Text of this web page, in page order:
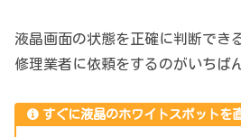
液晶画面の状態を正確に判断でき
修理業者に依頼をするのがいちば
すぐに液晶のホワイトスポット